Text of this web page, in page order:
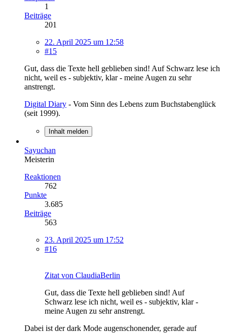
1
Beiträge
201
22. April 2025 um 12:58
#15
Gut, dass die Texte hell geblieben sind! Auf Schwarz lese ich
nicht, weil es - subjektiv, klar - meine Augen zu sehr
anstrengt.
Digital Diary - Vom Sinn des Lebens zum Buchstabenglück
(seit 1999).
Inhalt melden
Sayuchan
Meisterin
Reaktionen
762
Punkte
3.685
Beiträge
563
23. April 2025 um 17:52
#16
Zitat von ClaudiaBerlin
Gut, dass die Texte hell geblieben sind! Auf
Schwarz lese ich nicht, weil es - subjektiv, klar -
meine Augen zu sehr anstrengt.
Dabei ist der dark Mode augenschonender, gerade auf